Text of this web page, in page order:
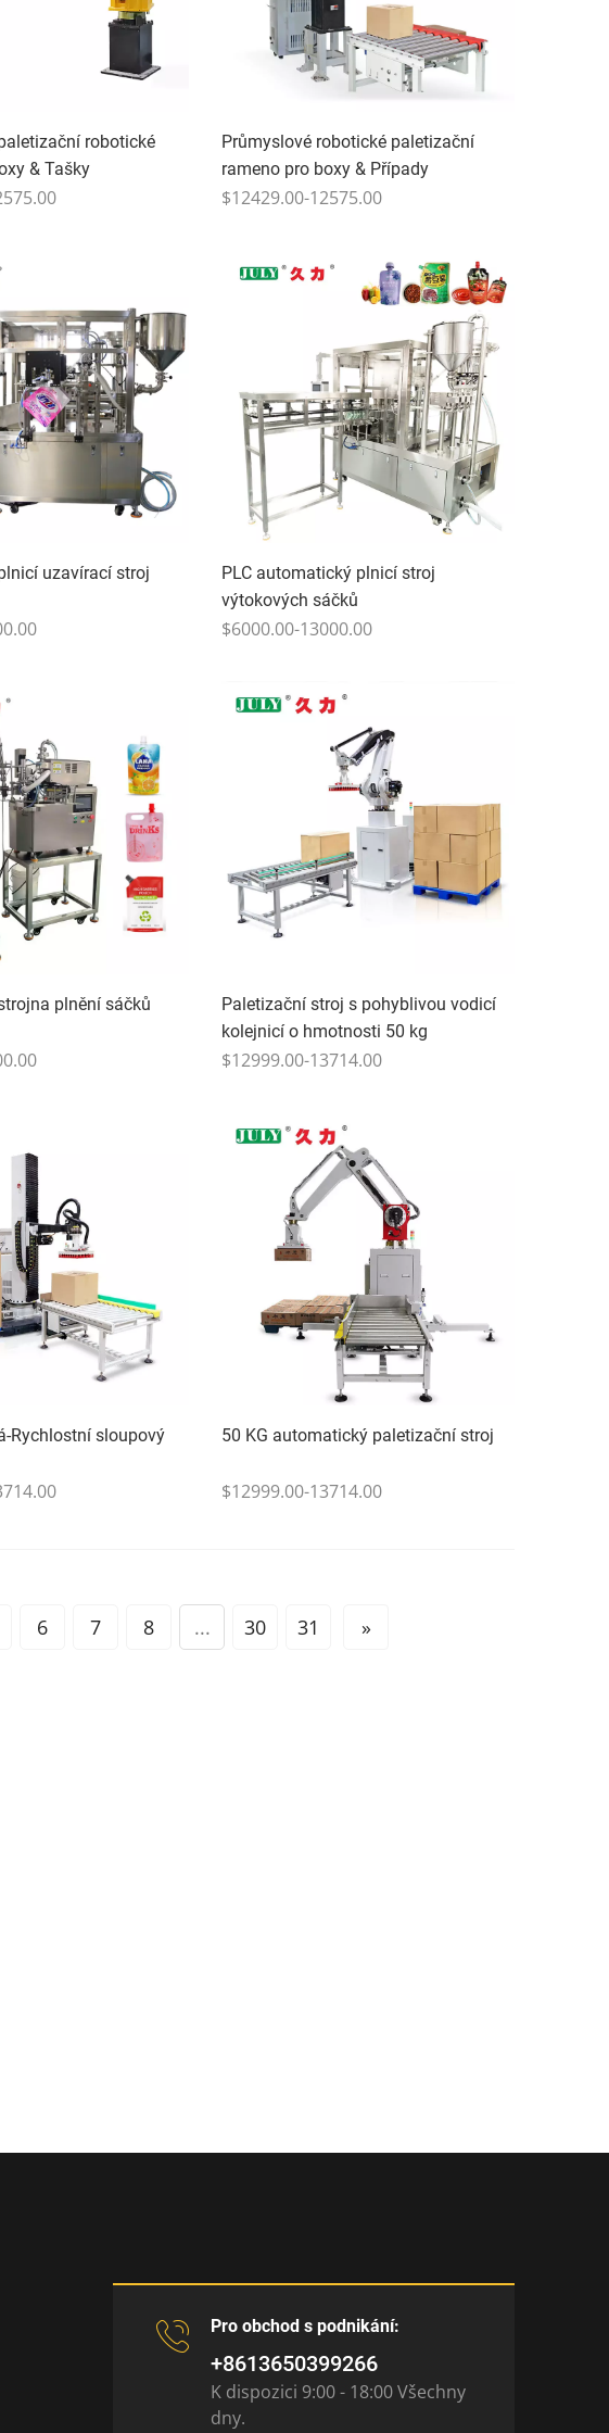
robotické
& Tašky
Průmyslové robotické paletizační
rameno pro boxy & Případy
$12429.00-12575.00
uzavírací stroj
PLC automatický plnicí stroj
výtokových sáčků
$6000.00-13000.00
plnění sáčků
Paletizační stroj s pohyblivou vodicí
kolejnicí o hmotnosti 50 kg
$12999.00-13714.00
Rychlostní sloupový
50 KG automatický paletizační stroj
$12999.00-13714.00
6 7 8 ... 30 31 »
Pro obchod s podnikání:
+8613650399266
K dispozici 9:00 - 18:00 Všechny
dny.